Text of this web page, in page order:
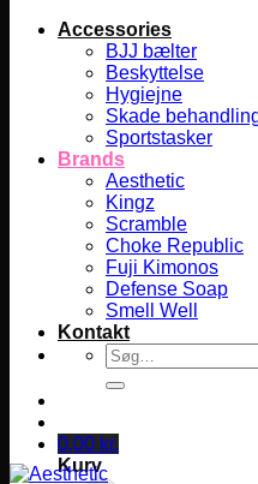
Accessories
BJJ bælter
Beskyttelse
Hygiejne
Skade
Sportstasker
Brands
Aesthetic
Kingz
Scramble
Choke Republic
Fuji Kimonos
Defense Soap
Smell Well
Kontakt
Søg
efter:
0,00 kr.
Kurv